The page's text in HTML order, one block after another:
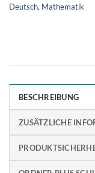
Deutsch, Mathematik
BESCHREIBUNG
ZUSÄTZLICHE